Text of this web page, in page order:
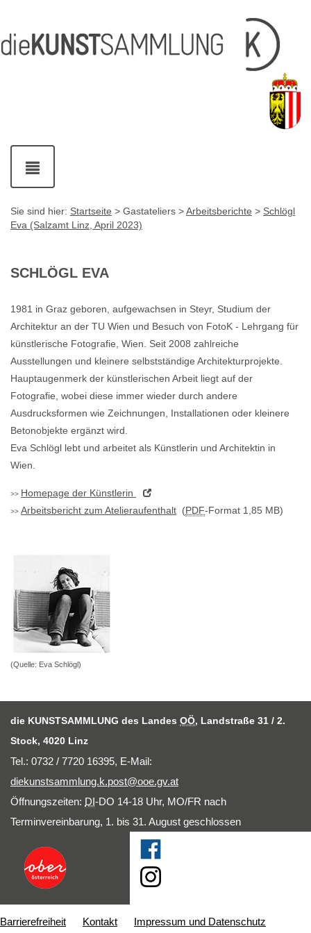
[1]
[2]
Links
[3]
mit
Kontaktdaten
Navigation
ein-
und
Sie sind hier: Startseite > Gastateliers >Arbeitsberichte > Schlögl
Eva (Salzamt Linz, April 2023)
SCHLÖGL EVA
1981 in Graz geboren, aufgewachsen in Steyr, Studium der
Architektur an der TU Wien und Besuch von FotoK - Lehrgang für
künstlerische Fotografie, Wien. Seit 2008 zahlreiche
Ausstellungen und kleinere selbstständige Architekturprojekte.
Hauptaugenmerk der künstlerischen Arbeit liegt auf der
Fotografie, wobei diese immer wieder durch andere
Ausdrucksformen wie Zeichnungen, Installationen oder kleinere
Betonobjekte ergänzt wird.
Eva Schlögl lebt und arbeitet als Künstlerin und Architektin in
Wien.
Homepage der Künstlerin
Arbeitsbericht zum Atelieraufenthalt (PDF-Format 1,85 MB)
(Quelle: Eva Schlögl)
die KUNSTSAMMLUNG des Landes OÖ, Landstraße 31 / 2.
Stock, 4020 Linz
Tel.: 0732 / 7720 16395, E-Mail:
diekunstsammlung.k.post@ooe.gv.at
Öffnungszeiten: DI-DO 14-18 Uhr, MO/FR nach
Terminvereinbarung, 1. bis 31. August geschlossen
Barrierefreiheit Kontakt Impressum und Datenschutz